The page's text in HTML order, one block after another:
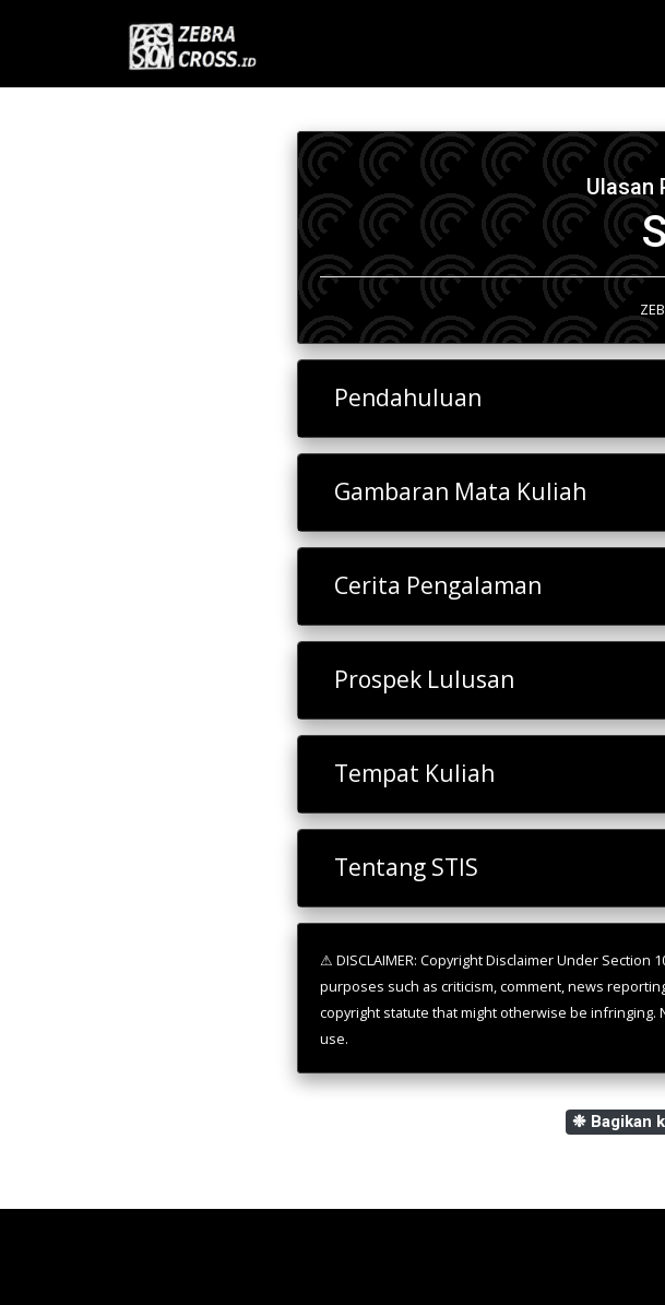
Ulasan
Pendahuluan
Gambaran Mata Kuliah
Cerita Pengalaman
Prospek Lulusan
Tempat Kuliah
Tentang STIS
⚠ DISCLAIMER: Copyright Disclaimer Under
purposes such as criticism, comment, news
copyright statute that might otherwise be
use.
❉ Bagikan